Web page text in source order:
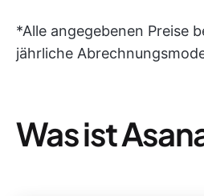
*Alle angegebenen Preise
jährliche
Was ist